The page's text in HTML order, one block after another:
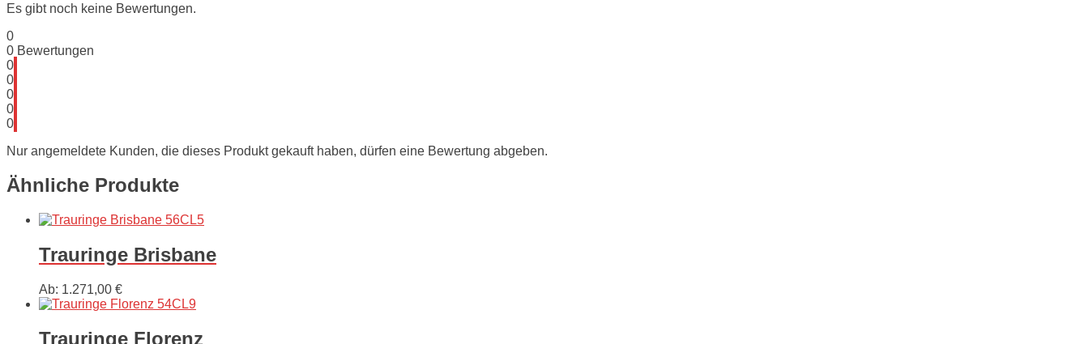
Es gibt noch keine Bewertungen.
0
0 Bewertungen
0
0
0
0
0
Nur angemeldete Kunden, die dieses Produkt gekauft haben, dürfen eine Bewertung abgeben.
Ähnliche Produkte
Trauringe Brisbane
Ab: 1.271,00 €
Trauringe Florenz